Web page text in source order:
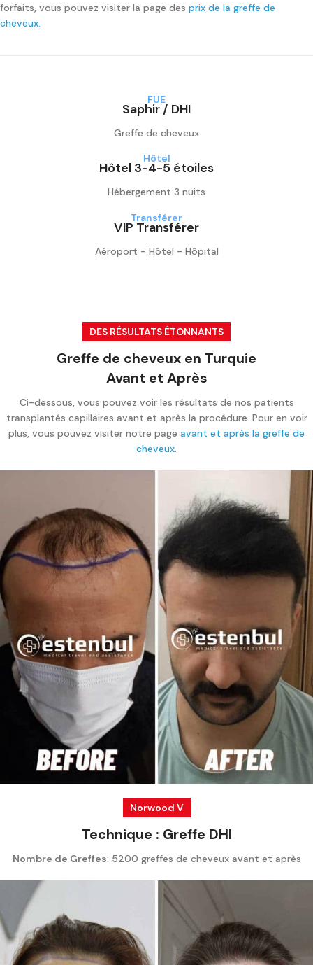
forfaits, vous pouvez visiter la page des prix de la greffe de
cheveux.
FUE
Saphir / DHI
Greffe de cheveux
Hôtel
Hôtel 3-4-5 étoiles
Hébergement 3 nuits
Transférer
VIP Transférer
Aéroport - Hôtel - Hôpital
DES RÉSULTATS ÉTONNANTS
Greffe de cheveux en Turquie
Avant et Après
Ci-dessous, vous pouvez voir les résultats de nos patients
transplantés capillaires avant et après la procédure. Pour en voir
plus, vous pouvez visiter notre page avant et après la greffe de
cheveux.
Norwood V
Technique : Greffe DHI
Nombre de Greffes: 5200 greffes de cheveux avant et après